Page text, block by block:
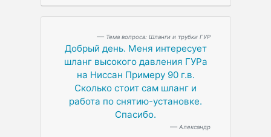
Тема вопроса: Шланги и трубки ГУР
Добрый день. Меня интересует
шланг высокого давления ГУРа
на Ниссан Примеру 90 г.в.
Сколько стоит сам шланг и
работа по снятию-установке.
Спасибо.
Александр